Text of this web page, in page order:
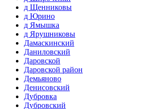
д Щенниковы
д Юрино
д Ямышка
д Ярушниковы
Дамаскинский
Даниловский
Даровской
Даровской район
Демьяново
Денисовский
Дубровка
Дубровский